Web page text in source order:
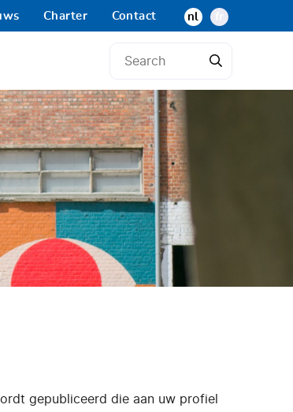
Charter Contact nl
gepubliceerd die aan uw profiel